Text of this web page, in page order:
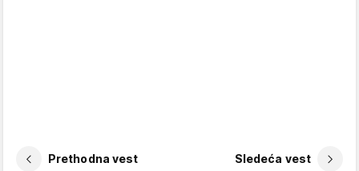
Prethodna vest Sledeća vest